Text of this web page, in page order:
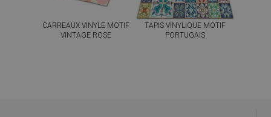
CARREAUX VINYLE MOTIF
VINTAGE ROSE
TAPIS VINYLIQUE MOTIF
PORTUGAIS